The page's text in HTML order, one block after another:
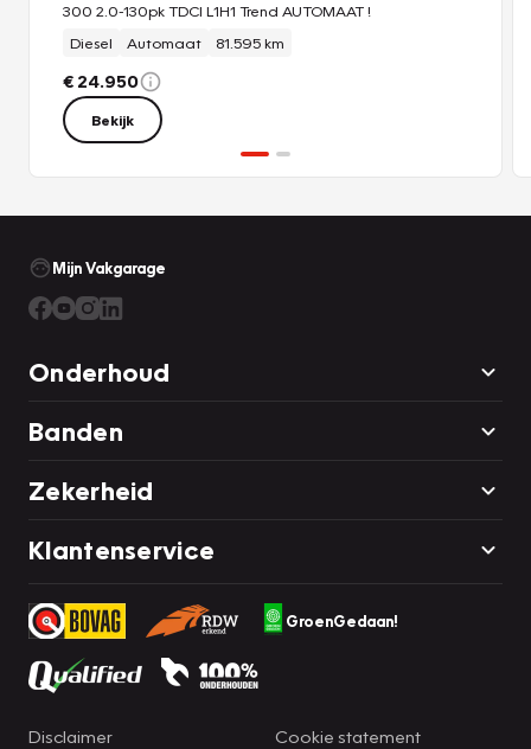
300 2.0-130pk TDCI L1H1 Trend AUTOMAAT !
Diesel
Automaat 81.595 km
€ 24.950
Bekijk
Mijn Vakgarage
Onderhoud
Banden
Zekerheid
Klantenservice
GroenGedaan!
Disclaimer Cookie statement